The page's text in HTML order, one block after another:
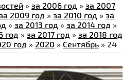
» за 2006 год » за 2007
2009 год » за 2010 год » за
» за 2013 год » за 2014 год »
год » за 2017 год » за 2018 год
год » 2020 » Сентябрь » 24